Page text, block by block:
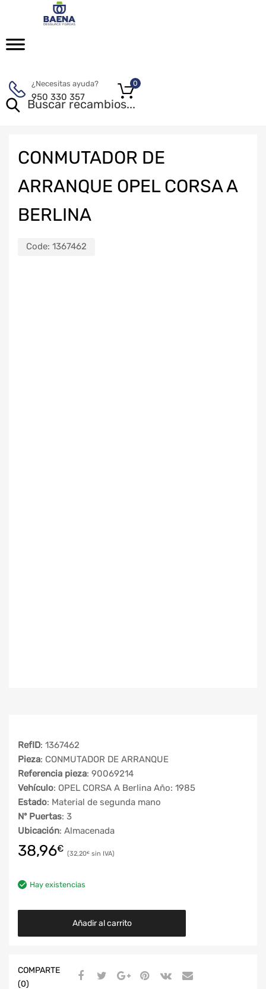
¿Necesitas ayuda?
950 330 357
0
CONMUTADOR DE
ARRANQUE OPEL CORSA A
BERLINA
Code: 1367462
RefID: 1367462
Pieza: CONMUTADOR DE ARRANQUE
Referencia pieza: 90069214
Vehículo: OPEL CORSA A Berlina Año: 1985
Estado: Material de segunda mano
Nº Puertas: 3
Ubicación: Almacenada
38,96€ 32,20€
Hay existencias
Añadir al carrito
COMPARTE
(0)